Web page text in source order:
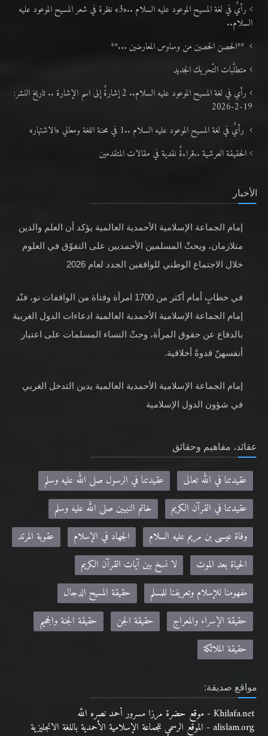
رأيٌ في لغة المسيح الموعود عليه السلام ..«3» نظرة في شعر المسيح الموعود عليه
السلام..
**الحصن الحصين من وساوس المعارضين ...**
متطلَّبات التّحريك الجديد
رأي في لغة المسيح الموعود عليه السلام.. 2 إشارةٌ إلى اسم الإشارة .. تاريخ النشر:
19-2-2026
رأيٌ في لغة المسيح الموعود عليه السلام ..1 في محنة اللغة ومعاني «الاشتهار»
الحقيقة العرشية ..قراءةٌ نقدية في مقالات المتقدمين
الأخبار
إمام الجماعة الإسلامية الأحمدية العالمية يؤكد أن العلم والدين
متلازمان، ويحثّ المسلمين الأحمديين على التفوّق في العلوم
خلال الاجتماع الوطني للواقفين الجدد لعام 2026
في خطابٍ أمام أكثر من 1700 امرأة وفتاة من الواقفات نو، فنّد
إمام الجماعة الإسلامية الأحمدية العالمية ادعاءات الدول الغربية
بالدفاع عن حقوق المرأة، وحثّ النساء المسلمات على اعتبار
أنفسهنّ قدوةً أخلاقية.
إمام الجماعة الإسلامية الأحمدية العالمية يدين التدخل الغربي
في شؤون الدول الإسلامية
عقائد، مفاهيم وحقائق
عقيدتنا في الله تعالى
عقيدتنا في الرسول صلى الله عليه وسلم
عقيدتنا في القرآن الكريم
خاتم النبيين صلى الله عليه وسلم
وفاة عيسى بن مريم عليه السلام
الجهاد في الإسلام
عقوبة المرتد
الحياة بعد الموت
لا نسخ بين آيات القرآن الكريم
مفهومنا للإسلام وتعريفنا للمسلم
حقيقة المسيح الدجال
حقيقة الإسراء والمعراج
حقيقة الجن
حقيقة الجنة والجحيم
حقيقة الملائكة
مواقع صديقة:
Khilafa.net - موقع حضرة مرزا مسرور أحمد نصره الله
alislam.org - الموقع الرسمي للجماعة الإسلامية الأحمدية باللغة الانجليزية